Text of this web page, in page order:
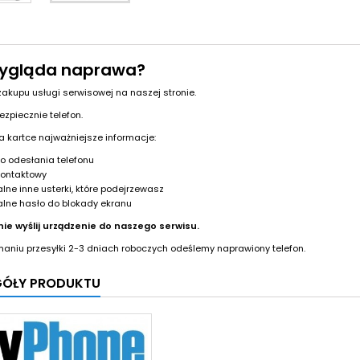
naprawa?
usługi serwisowej na naszej stronie.
telefon.
kartce najważniejsze informacje:
odesłania telefonu
inne usterki, które podejrzewasz
hasło do blokady ekranu
wyślij urządzenie do naszego serwisu.
przesyłki 2-3 dniach roboczych odeślemy naprawiony telefon.
PRODUKTU